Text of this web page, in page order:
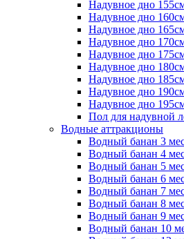
Надувное дно
Надувное дно
Надувное дно
Надувное дно
Надувное дно
Надувное дно
Надувное дно
Надувное дно
Надувное дно
Пол для надувной
Водные аттракционы
Водный банан 3
Водный банан 4
Водный банан 5
Водный банан 6
Водный банан 7
Водный банан 8
Водный банан 9
Водный банан 10